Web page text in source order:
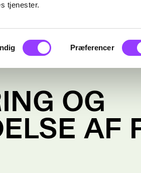
tjenester.
Præferencer
OG
AF